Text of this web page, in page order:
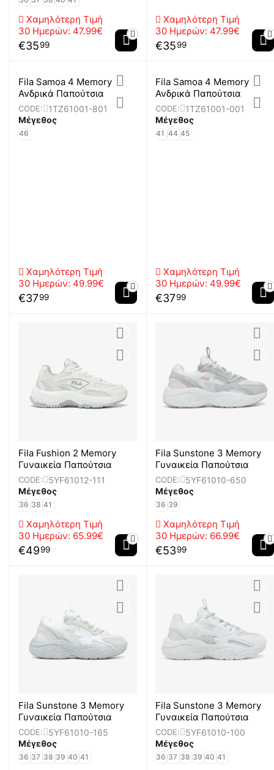
Χαμηλότερη Τιμή
30 Ημερών: 47.99€
€3599
Χαμηλότερη Τιμή
30 Ημερών: 47.99€
€3599
Fila Samoa 4 Memory
Ανδρικά Παπούτσια
CODE:
1TZ61001-801
Μέγεθος
46
Χαμηλότερη Τιμή
30 Ημερών: 49.99€
€3799
Fila Samoa 4 Memory
Ανδρικά Παπούτσια
CODE:
1TZ61001-001
Μέγεθος
41 44 45
Χαμηλότερη Τιμή
30 Ημερών: 49.99€
€3799
Fila Fushion 2 Memory
Γυναικεία Παπούτσια
CODE:
5YF61012-111
Μέγεθος
36 38 41
Χαμηλότερη Τιμή
30 Ημερών: 65.99€
€4999
Fila Sunstone 3 Memory
Γυναικεία Παπούτσια
CODE:
5YF61010-650
Μέγεθος
36 39
Χαμηλότερη Τιμή
30 Ημερών: 66.99€
€5399
Fila Sunstone 3 Memory
Γυναικεία Παπούτσια
CODE:
5YF61010-165
Μέγεθος
36 37 38 39 40 41
Fila Sunstone 3 Memory
Γυναικεία Παπούτσια
CODE:
5YF61010-100
Μέγεθος
36 37 38 39 40 41